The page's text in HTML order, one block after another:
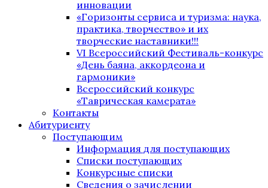
инновации
«Горизонты сервиса и туризма: наука,
практика, творчество» и их
творческие наставники!!!
VI Всероссийский Фестиваль-конкурс
«День баяна, аккордеона и
гармоники»
Всероссийский конкурс
«Таврическая камерата»
Контакты
Абитуриенту
Поступающим
Информация для поступающих
Списки поступающих
Конкурсные списки
Сведения о зачислении